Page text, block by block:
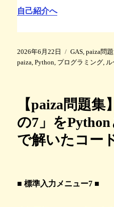
自己紹介へ
投
稿
2026年6月22日
カ
テ
GAS,paiza問
paiza,Python, プログラミング,
【paiza問題
の7」を
で解いたコー
■ 標準入力メニュー7 ■